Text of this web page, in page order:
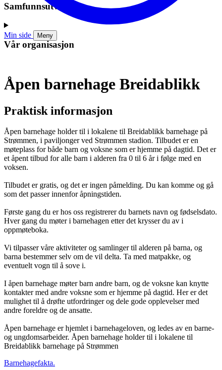
Min side Meny
Samfunnsutvikling
Vår organisasjon
Åpen barnehage Breidablikk
Praktisk informasjon
Åpen barnehage holder til i lokalene til Breidablikk barnehage på
Strømmen, i paviljonger ved Strømmen stadion. Tilbudet er en
møteplass for både barn og voksne som er hjemme på dagtid. Det er
et åpent tilbud for alle barn i alderen fra 0 til 6 år i følge med en
voksen.
Tilbudet er gratis, og det er ingen påmelding. Du kan komme og gå
som det passer innenfor åpningstiden.
Første gang du er hos oss registrerer du barnets navn og fødselsdato.
Hver gang du møter i barnehagen etter det krysser du av i
oppmøteboka.
Vi tilpasser våre aktiviteter og samlinger til alderen på barna, og
barna bestemmer selv om de vil delta. Ta med matpakke, og
eventuelt vogn til å sove i.
I åpen barnehage møter barn andre barn, og de voksne kan knytte
kontakter med andre voksne som er hjemme på dagtid. Her er det
mulighet til å drøfte utfordringer og dele gode opplevelser med
andre foreldre og de ansatte.
Åpen barnehage er hjemlet i barnehageloven, og ledes av en barne-
og ungdomsarbeider. Åpen barnehage holder til i lokalene til
Breidablikk barnehage på Strømmen
Barnehagefakta.